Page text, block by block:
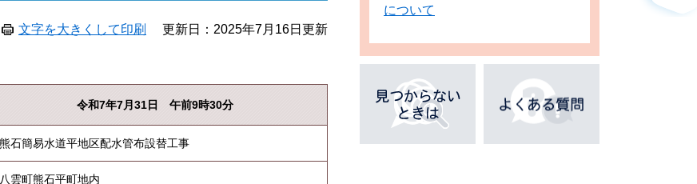
文字を大きくして印刷 更新日：2025年7月16日更新
令和7年7月31日 午前9時30分
熊石簡易水道平地区配水管布設替工事
八雲町熊石平町地内
について